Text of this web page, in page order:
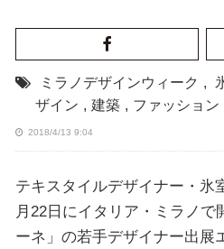
ミラノデザインウィーク ,
ザイン , 建築 , ファッション
2018/4/13 9:04
テキスタイルデザイナー・氷
月22日にイタリア・ミラノで
ーネ」の若手デザイナー出展